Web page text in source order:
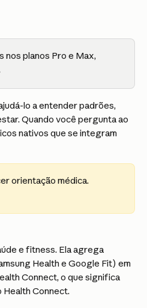
nos planos Pro e Max,
lo a entender padrões,
Quando você pergunta ao
nativos que se integram
orientação médica.
e fitness. Ela agrega
Health e Google Fit) em
Connect, o que significa
Health Connect.